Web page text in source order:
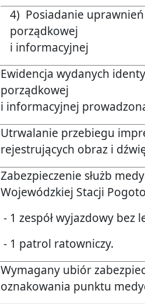
4) Posiadanie
porządkowej
i informacyjnej
Ewidencja wydanych
porządkowej
i informacyjnej
Utrwalanie przebiegu
rejestrujących obraz i
Zabezpieczenie służb
Wojewódzkiej Stacji
- 1 zespół wyjazdowy bez
- 1 patrol ratowniczy.
Wymagany ubiór
oznakowania punktu